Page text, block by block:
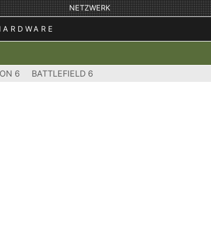
NETZWERK
6 BATTLEFIELD 6